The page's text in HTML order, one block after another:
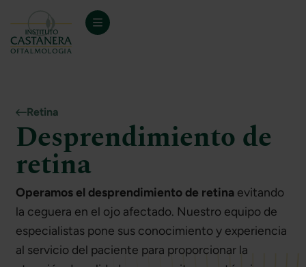
Retina
Desprendimiento de
retina
Operamos el desprendimiento de retina evitando
la ceguera en el ojo afectado. Nuestro equipo de
especialistas pone sus conocimiento y experiencia
al servicio del paciente para proporcionar la